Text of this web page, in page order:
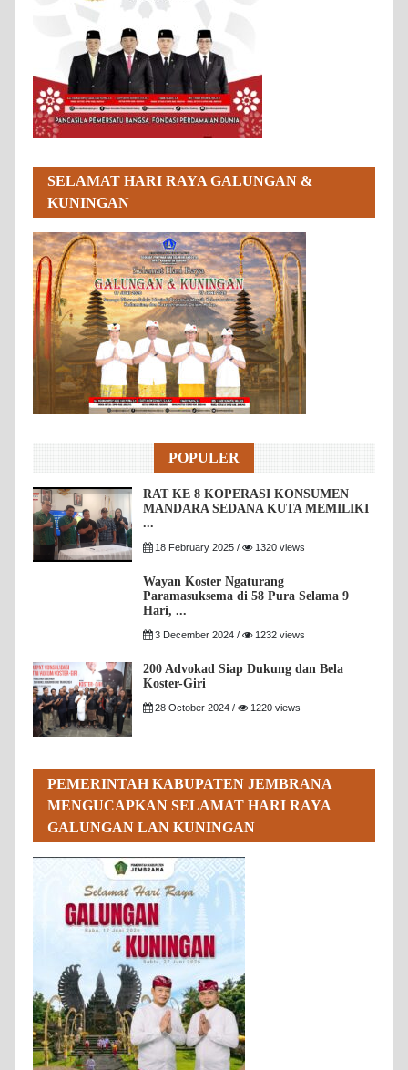
SELAMAT HARI RAYA GALUNGAN &
KUNINGAN
POPULER
RAT KE 8 KOPERASI KONSUMEN
MANDARA SEDANA KUTA MEMILIKI
...
18 February 2025 / 1320 views
Wayan Koster Ngaturang
Paramasuksema di 58 Pura Selama 9
Hari, ...
3 December 2024 / 1232 views
200 Advokad Siap Dukung dan Bela
Koster-Giri
28 October 2024 / 1220 views
PEMERINTAH KABUPATEN JEMBRANA
MENGUCAPKAN SELAMAT HARI RAYA
GALUNGAN LAN KUNINGAN